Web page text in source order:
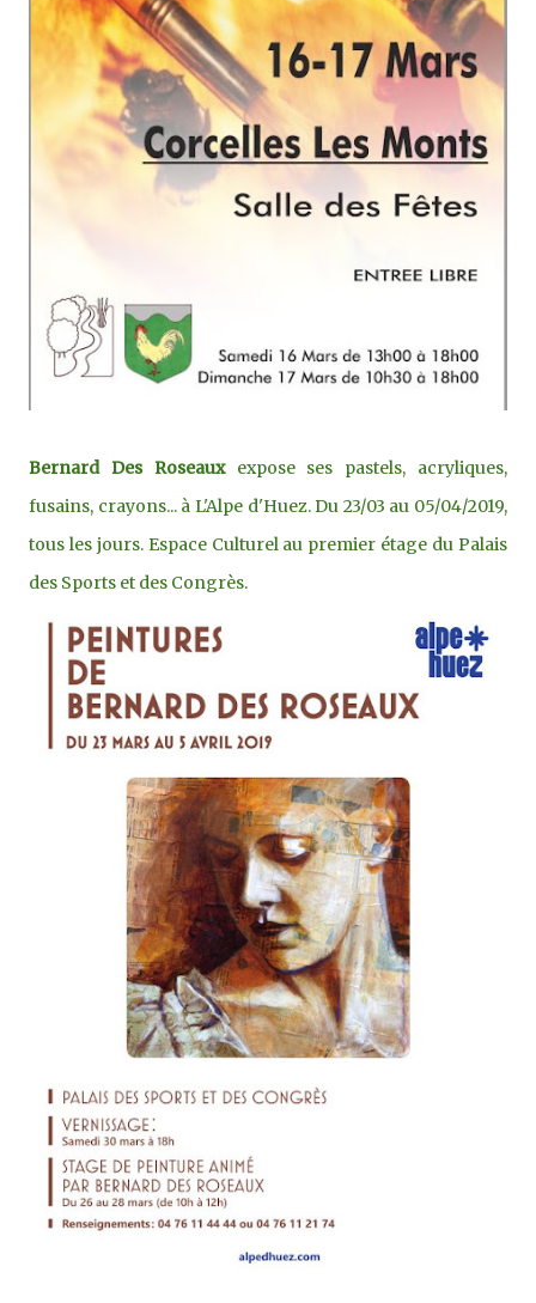
Bernard Des Roseaux expose ses pastels, acryliques,
fusains, crayons... à L'Alpe d'Huez. Du 23/03 au 05/04/2019,
tous les jours. Espace Culturel au premier étage du Palais
des Sports et des Congrès.